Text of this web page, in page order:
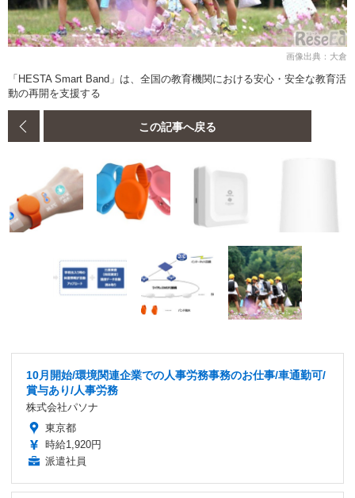
画像出典：大倉
「HESTA Smart Band」は、全国の教育機関における安心・安全な教育活
動の再開を支援する
この記事へ戻る
10月開始/環境関連企業での人事労務事務のお仕事/車通勤可/
賞与あり/人事労務
株式会社パソナ
東京都
時給1,920円
派遣社員